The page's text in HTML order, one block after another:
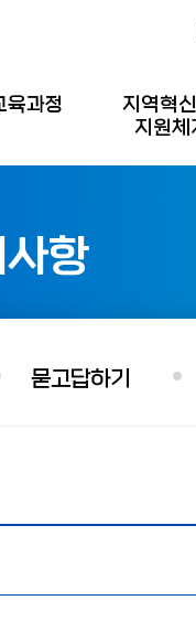
육과정
지역혁
지원체
항
묻고답하기